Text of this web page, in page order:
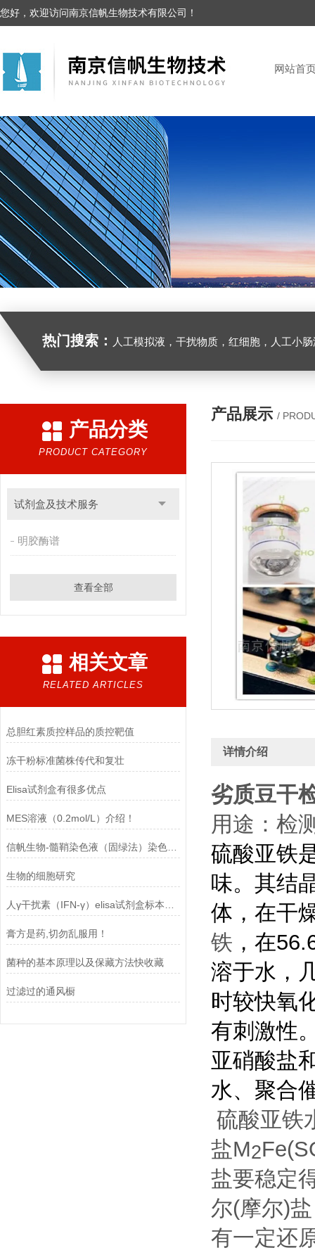
您好，欢迎访问南京信帆生物技术有限公司！
网站首
热门搜索： 人工模拟液，干扰物质，红细胞，人工小
产品分类
PRODUCT CATEGORY
试剂盒及技术服务
明胶酶谱
查看全部
相关文章
RELATED ARTICLES
总胆红素质控样品的质控靶值
冻干粉标准菌株传代和复壮
Elisa试剂盒有很多优点
MES溶液（0.2mol/L）介绍！
信帆生物-髓鞘染色液（固绿法）染色结果
生物的细胞研究
膏方是药,切勿乱服用！
菌种的基本原理以及保藏方法快收藏
过滤过的通风橱
产品展示 /
详情介绍
劣质豆干
用途：检
硫酸亚铁
味。其结
体，在干
铁 ，在
溶于水，
时较快氧
有刺激性
亚硝酸盐
水、聚合
硫酸亚铁
盐M2
盐要稳定
尔(摩尔)
有一定还